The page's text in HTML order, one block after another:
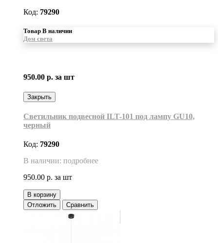
Код: 79290
Товар В наличии
Дом света
950.00 р. за шт
Закрыть
Светильник подвесной ILT-101 под лампу GU10,
черный
Код: 79290
В наличии: подробнее
950.00 р. за шт
В корзину
Отложить
Сравнить